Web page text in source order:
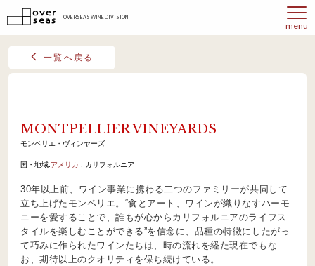
OVERSEAS WINE DIVISION
menu
一覧へ戻る
MONTPELLIER VINEYARDS
モンペリエ・ヴィンヤーズ
国・地域:アメリカ , カリフォルニア
30年以上前、ワイン事業に携わる二つのファミリーが共同して
立ち上げたモンペリエ。“食とアート、ワインが織りなすハーモ
ニーを愛することで、誰もが心からカリフォルニアのライフス
タイルを楽しむことができる”を信念に、品種の特徴にしたがっ
て巧みに作られたワインたちは、時の流れを経た現在でもな
お、期待以上のクオリティを保ち続けている。